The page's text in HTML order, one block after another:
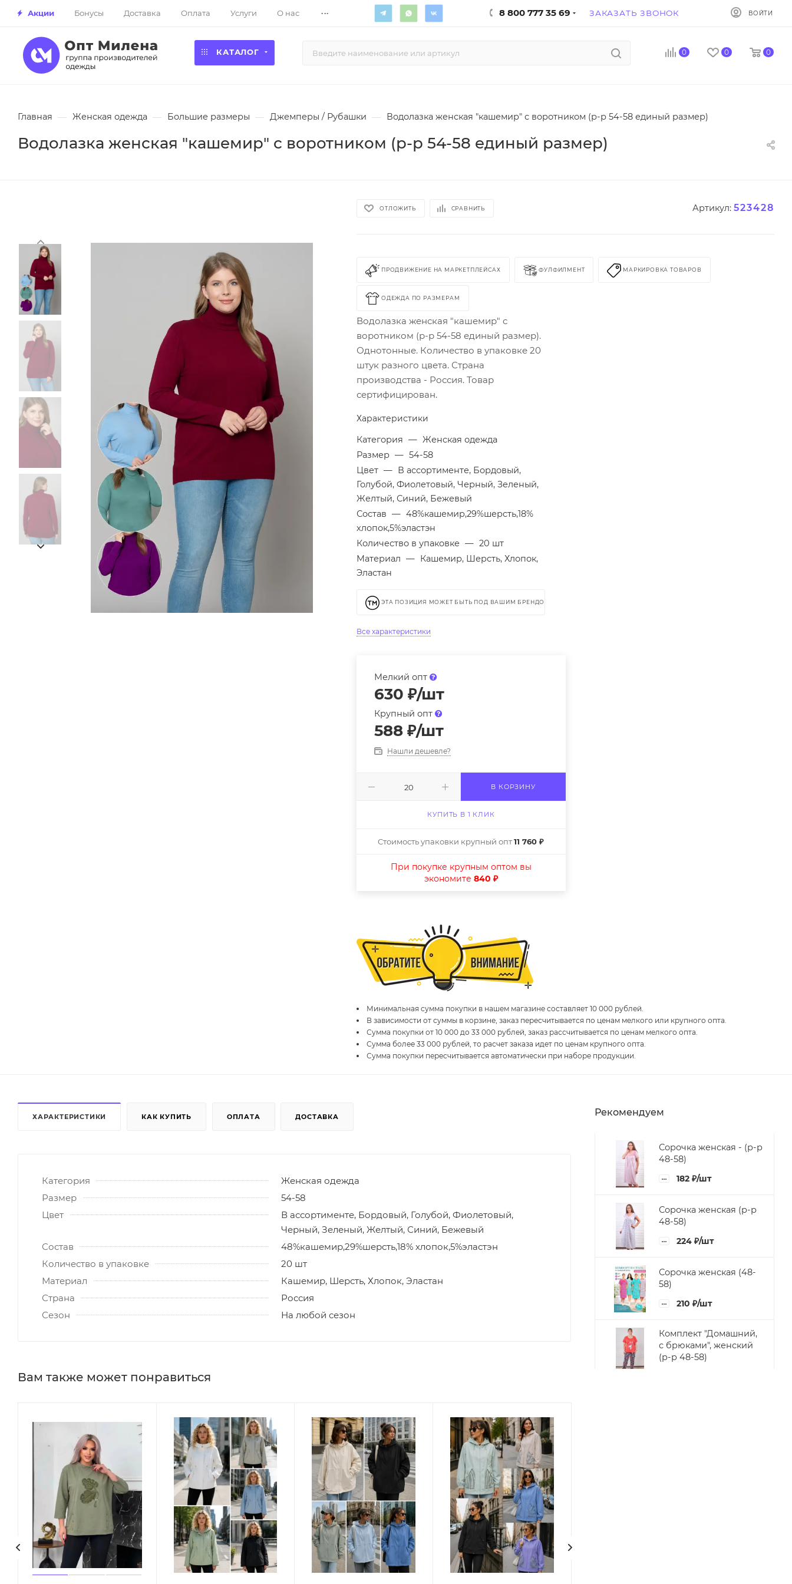
Акции Бонусы Доставка Оплата Услуги О нас ... 8 800 777 35 69 ЗАКАЗАТЬ ЗВОНОК ВОЙТИ
КАТАЛОГ 0 0 0
Главная — Женская одежда — Большие размеры — Джемперы / Рубашки — Водолазка женская "кашемир" с воротником (р-р 54-58 единый размер)
Водолазка женская "кашемир" с воротником (р-р 54-58 единый размер)
ОТЛОЖИТЬ СРАВНИТЬ Артикул: 523428
ПРОДВИЖЕНИЕ НА МАРКЕТПЛЕЙСАХ ФУЛФИЛМЕНТ МАРКИРОВКА ТОВАРОВ
ОДЕЖДА ПО РАЗМЕРАМ
Водолазка женская "кашемир" с
воротником (р-р 54-58 единый размер).
Однотонные. Количество в упаковке 20
штук разного цвета. Страна
производства - Россия. Товар
сертифицирован.
Характеристики
Категория — Женская одежда
Размер — 54-58
Цвет — В ассортименте, Бордовый,
Голубой, Фиолетовый, Черный, Зеленый,
Желтый, Синий, Бежевый
Состав — 48%кашемир,29%шерсть,18%
хлопок,5%эластэн
Количество в упаковке — 20 шт
Материал — Кашемир, Шерсть, Хлопок,
Эластан
ЭТА ПОЗИЦИЯ МОЖЕТ БЫТЬ ПОД ВАШИМ БРЕНДОМ
Все характеристики
Мелкий опт
630 ₽/шт
Крупный опт
588 ₽/шт
Нашли дешевле?
В КОРЗИНУ
КУПИТЬ В 1 КЛИК
Стоимость упаковки крупный опт11 760 ₽
При покупке крупным оптом вы
экономите 840 ₽
Минимальная сумма покупки в нашем магазине составляет 10 000 рублей.
В зависимости от суммы в корзине, заказ пересчитывается по ценам мелкого или крупного опта.
Сумма покупки от 10 000 до 33 000 рублей, заказ рассчитывается по ценам мелкого опта.
Сумма более 33 000 рублей, то расчет заказа идет по ценам крупного опта.
Сумма покупки пересчитывается автоматически при наборе продукции.
ХАРАКТЕРИСТИКИ КАК КУПИТЬ ОПЛАТА ДОСТАВКА
Категория
Женская одежда
Размер
54-58
Цвет
В ассортименте, Бордовый, Голубой, Фиолетовый,
Черный, Зеленый, Желтый, Синий, Бежевый
Состав
48%кашемир,29%шерсть,18% хлопок,5%эластэн
Количество в упаковке
20 шт
Материал
Кашемир, Шерсть, Хлопок, Эластан
Страна
Россия
Сезон
На любой сезон
Вам также может понравиться
Рекомендуем
Сорочка женская - (р-р
48-58)
182 ₽/шт
Сорочка женская (р-р
48-58)
224 ₽/шт
Сорочка женская (48-
58)
210 ₽/шт
Комплект "Домашний,
с брюками", женский
(р-р 48-58)